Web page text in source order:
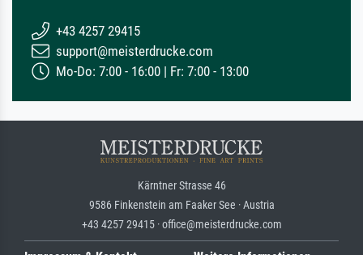
+43 4257 29415
support@meisterdrucke.com
Mo-Do: 7:00 - 16:00 | Fr: 7:00 - 13:00
Kärntner Strasse 46
9586 Finkenstein am Faaker See · Austria
+43 4257 29415 · office@meisterdrucke.com